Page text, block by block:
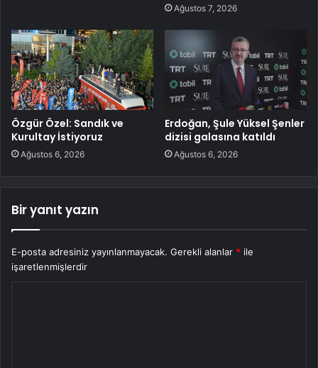
Ağustos 7, 2026
Özgür Özel: Sandık ve
Kurultay İstiyoruz
Ağustos 6, 2026
Erdoğan, Şule Yüksel Şenler
dizisi galasına katıldı
Ağustos 6, 2026
Bir yanıt yazın
E-posta adresiniz yayınlanmayacak. Gerekli alanlar * ile
işaretlenmişlerdir